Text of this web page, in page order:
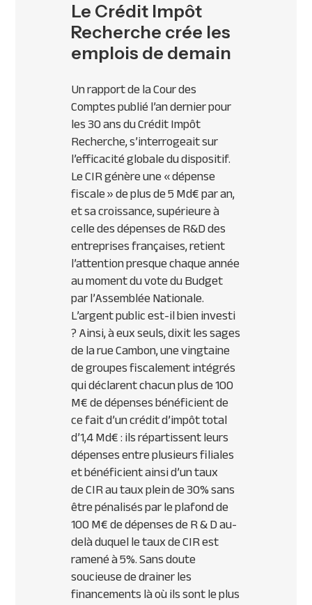
Le Crédit Impôt
Recherche crée les
emplois de demain
Un rapport de la Cour des
Comptes publié l’an dernier pour
les 30 ans du Crédit Impôt
Recherche, s’interrogeait sur
l’efficacité globale du dispositif.
LeCIRgénère une « dépense
fiscale » de plus de 5 Md€ par an,
et sa croissance, supérieure à
celle des dépenses de R&D des
entreprises françaises, retient
l’attention presque chaque année
au moment du vote du Budget
par l’Assemblée Nationale.
L’argent public est-il bien investi
? Ainsi, à eux seuls, dixit les sages
de la rue Cambon, une vingtaine
de groupes fiscalement intégrés
qui déclarent chacun plus de 100
M€ de dépenses bénéficient de
ce fait d’un crédit d’impôt total
d’1,4 Md€ : ils répartissent leurs
dépenses entre plusieurs filiales
et bénéficient ainsi d’un taux
deCIRau taux plein de 30% sans
être pénalisés par le plafond de
100 M€ de dépenses de R & D au-
delà duquel le taux deCIRest
ramené à 5%. Sans doute
soucieuse de drainer les
financements là où ils sont le plus